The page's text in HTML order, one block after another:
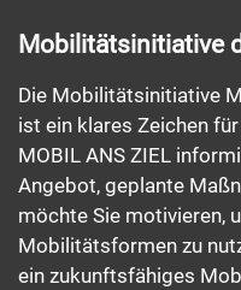
Mobilitätsinitiative
Die Mobilitätsinitiative
ist ein klares Zeichen
MOBIL ANS ZIEL
Angebot, geplante
möchte Sie motivieren,
Mobilitätsformen zu
ein zukunftsfähiges